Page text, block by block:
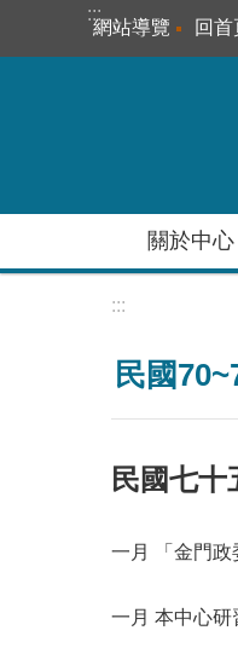
跳到主要內容區塊
:::
網站導覽 回首
關於中心
:::
民國
民國七十
一月 「金門政
一月 本中心研